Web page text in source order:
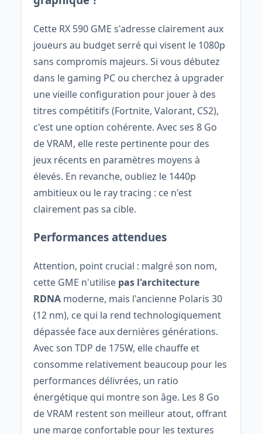
Cette RX 590 GME s'adresse clairement aux
joueurs au budget serré qui visent le 1080p
sans compromis majeurs. Si vous débutez
dans le gaming PC ou cherchez à upgrader
une vieille configuration pour jouer à des
titres compétitifs (Fortnite, Valorant, CS2),
c'est une option cohérente. Avec ses 8 Go
de VRAM, elle reste pertinente pour des
jeux récents en paramètres moyens à
élevés. En revanche, oubliez le 1440p
ambitieux ou le ray tracing : ce n'est
clairement pas sa cible.
Performances attendues
Attention, point crucial : malgré son nom,
cette GME n'utilise pas l'architecture
RDNA moderne, mais l'ancienne Polaris 30
(12 nm), ce qui la rend technologiquement
dépassée face aux dernières générations.
Avec son TDP de 175W, elle chauffe et
consomme relativement beaucoup pour les
performances délivrées, un ratio
énergétique qui montre son âge. Les 8 Go
de VRAM restent son meilleur atout, offrant
une marge confortable pour les textures